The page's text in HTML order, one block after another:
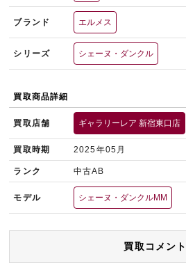
ブランド エルメス
シリーズ シェーヌ・ダンクル
買取商品詳細
買取店舗 ギャラリーレア 新宿東口店
買取時期 2025年05月
ランク 中古AB
モデル シェーヌ・ダンクルMM
買取コメント